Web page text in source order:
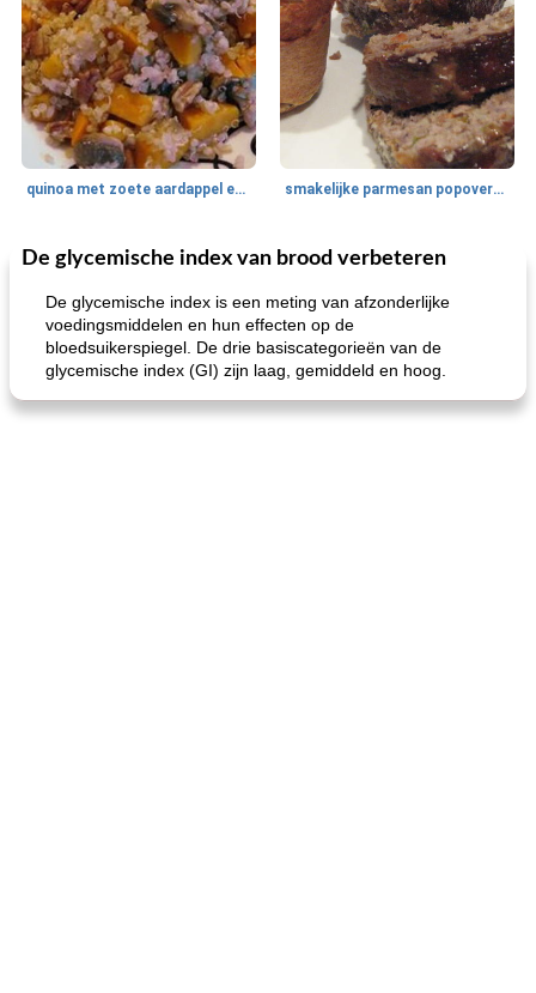
quinoa met zoete aardappel en champignons smakelijke parmesan popovers (gezonder!)
40min
One Dish Meal Soepen, stoofschotels en Chili
De glycemische index van brood verbeteren
De glycemische index is een meting van afzonderlijke
voedingsmiddelen en hun effecten op de
bloedsuikerspiegel. De drie basiscategorieën van de
glycemische index (GI) zijn laag, gemiddeld en hoog.